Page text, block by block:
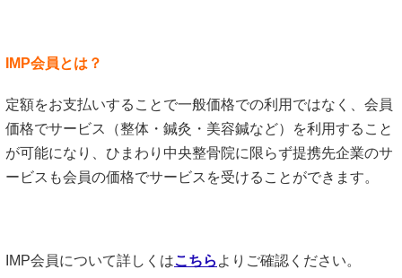
IMP会員とは？
定額をお支払いすることで一般価格での利用ではなく、会員
価格でサービス（整体・鍼灸・美容鍼など）を利用すること
が可能になり、ひまわり中央整骨院に限らず提携先企業のサ
ービスも会員の価格でサービスを受けることができます。
IMP会員について詳しくはこちら よりご確認ください。